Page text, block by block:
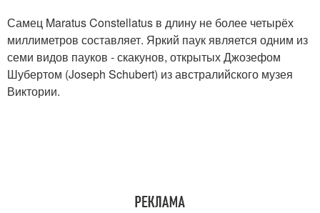
Самец Maratus Constellatus в длину не более четырёх
миллиметров составляет. Яркий паук является одним из
семи видов пауков - скакунов, открытых Джозефом
Шубертом (Joseph Schubert) из австралийского музея
Виктории.